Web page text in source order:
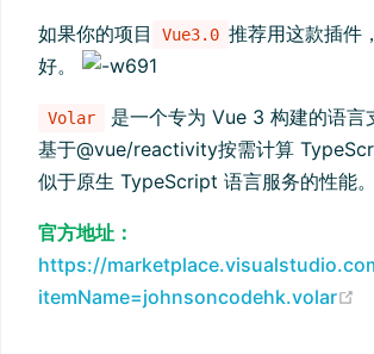
如果你的项目 Vue3.0 推荐用这款插件
好。
Volar
是一个专为 Vue 3 构建的语言
基于@vue/reactivity按需计算
似于原生 TypeScript 语言服务的性能。
官方地址：
https://
itemName=johnsoncodehk.volar